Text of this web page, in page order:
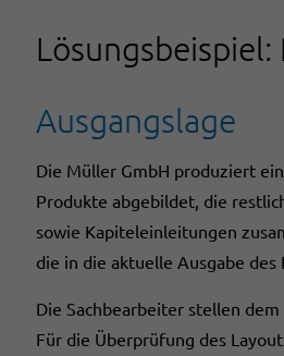
Ausgangslage
Die Müller GmbH produziert
Produkte abgebildet, die
sowie Kapiteleinleitungen
die in die aktuelle Ausgabe
Die Sachbearbeiter stellen
Für die Überprüfung des